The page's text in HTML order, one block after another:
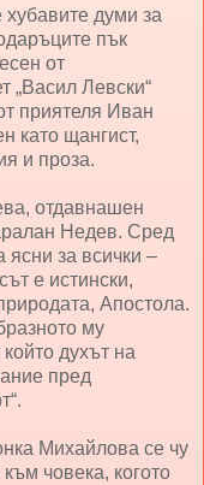
хубавите думи за
пък
от
„Васил Левски“
приятеля Иван
като щангист,
и проза.
отдавнашен
Недев. Сред
ясни за всички –
е истински,
Апостола.
му
духът на
пред
Михайлова се чу
човека, когото